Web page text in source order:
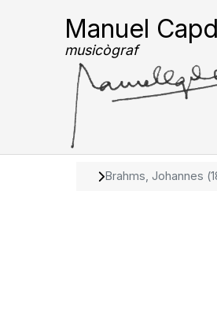
Manuel
musicògraf
Brahms, Johannes